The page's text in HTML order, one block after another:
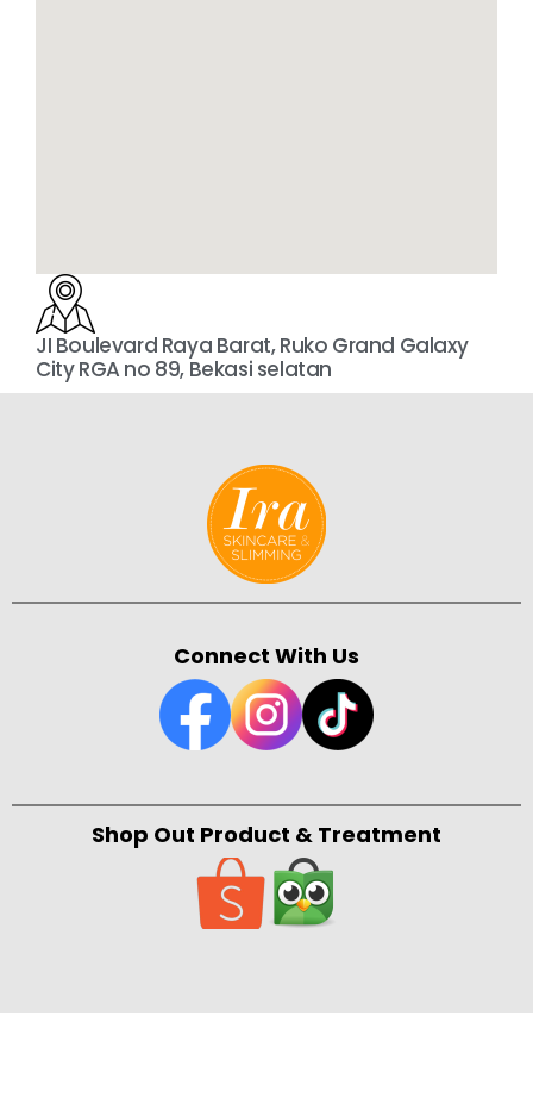
JI Boulevard Raya Barat, Ruko Grand Galaxy
City RGA no 89, Bekasi selatan
Connect With Us
Shop Out Product & Treatment